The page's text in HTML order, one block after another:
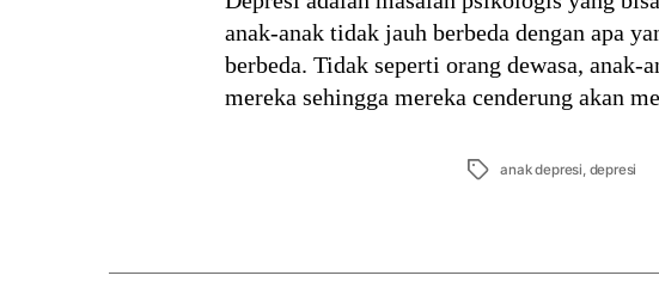
anak-anak tidak jauh berbeda dengan apa
berbeda. Tidak seperti orang dewasa,
mereka sehingga mereka cenderung akan
Tags anak depresi depresi